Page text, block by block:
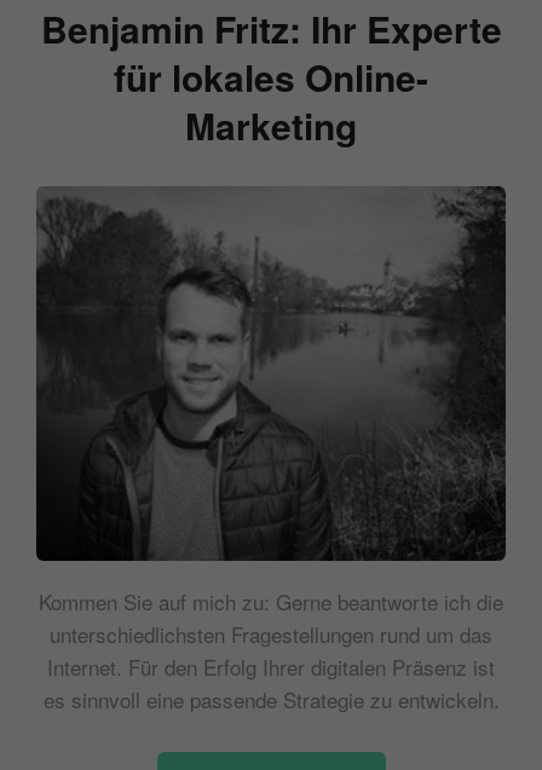
Benjamin Fritz: Ihr Experte
für lokales Online-
Marketing
Kommen Sie auf mich zu: Gerne beantworte ich die
unterschiedlichsten Fragestellungen rund um das
Internet. Für den Erfolg Ihrer digitalen Präsenz ist
es sinnvoll eine passende Strategie zu entwickeln.